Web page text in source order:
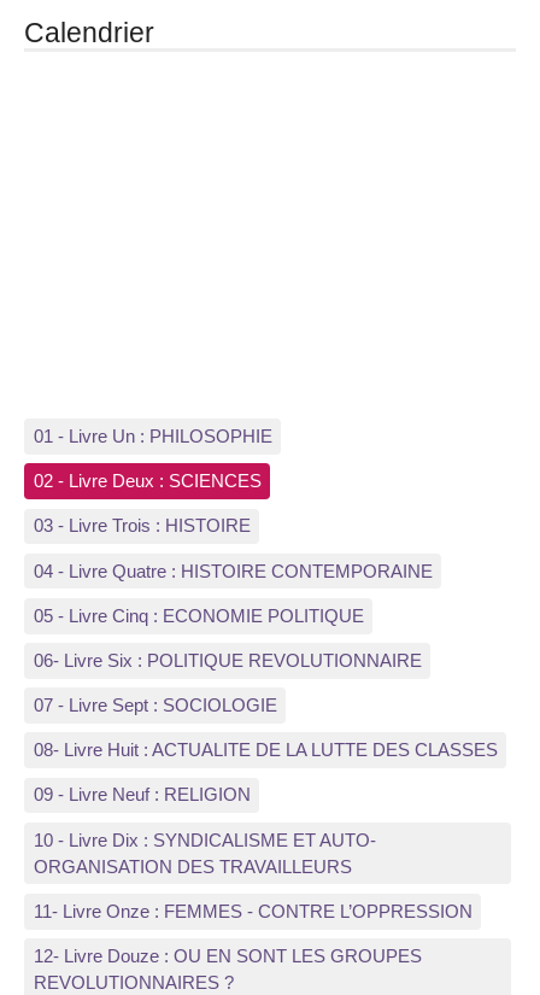
Calendrier
01 - Livre Un : PHILOSOPHIE
02 - Livre Deux : SCIENCES
03 - Livre Trois : HISTOIRE
04 - Livre Quatre : HISTOIRE CONTEMPORAINE
05 - Livre Cinq : ECONOMIE POLITIQUE
06- Livre Six : POLITIQUE REVOLUTIONNAIRE
07 - Livre Sept : SOCIOLOGIE
08- Livre Huit : ACTUALITE DE LA LUTTE DES CLASSES
09 - Livre Neuf : RELIGION
10 - Livre Dix : SYNDICALISME ET AUTO-
ORGANISATION DES TRAVAILLEURS
11- Livre Onze : FEMMES - CONTRE L’OPPRESSION
12- Livre Douze : OU EN SONT LES GROUPES
REVOLUTIONNAIRES ?